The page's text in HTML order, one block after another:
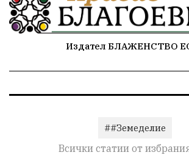
Издател БЛАЖЕНСТВО
##Земеделие
Всички статии от